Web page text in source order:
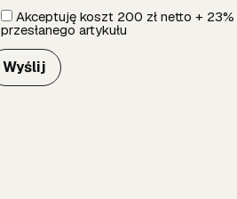
Akceptuję koszt 200 zł netto +
przesłanego artykułu